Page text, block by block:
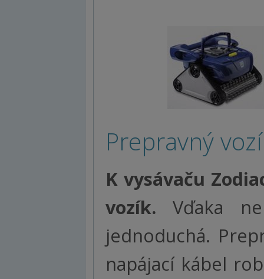
Prepravný
K vysávaču
vozík. Vďaka
jednoduchá.
napájací kábel